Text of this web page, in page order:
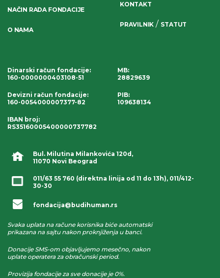
Bul. Milutina Milankovića 120d,
11070 Novi Beograd
011/63 55 760 (direktna linija od 11 do 13h), 011/412-
30-30
fondacija@budihuman.rs
Svaka uplata na račune korisnika biće automatski
prikazana na sajtu nakon proknjiženja u banci.
Donacije SMS-om objavljujemo mesečno, nakon
uplate operatera za obračunski period.
Provizija fondacije za sve donacije je 0%.
NAČIN RADA FONDACIJE
O NAMA
KONTAKT
PRAVILNIK / STATUT
Dinarski račun fondacije:
160-0000000403108-51
Devizni račun fondacije:
160-0054000007377-82
IBAN broj:
RS35160005400000737782
MB:
28829639
PIB:
109638134